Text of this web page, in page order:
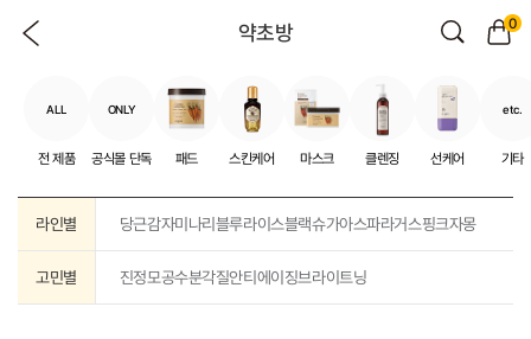
약초방 0
ALL
전 제품
ONLY
공식몰 단독 패드 스킨케어 마스크 클렌징 선케어
etc.
기타
라인별 당근감자미나리블루라이스블랙슈가아스파라거스핑크자몽
고민별 진정모공수분각질안티에이징브라이트닝